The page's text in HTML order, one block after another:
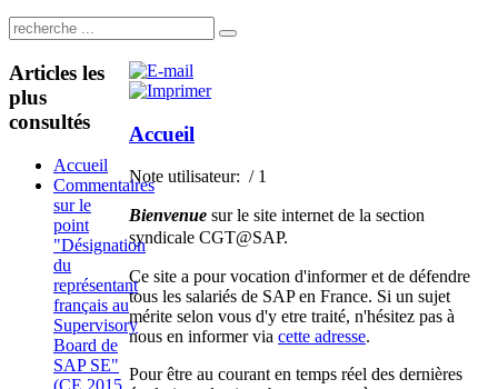
Accueil
Note utilisateur: / 1
Bienvenue sur le site internet de la section
syndicale CGT@SAP.
Ce site a pour vocation d'informer et de défendre
tous les salariés de SAP en France. Si un sujet
mérite selon vous d'y etre traité, n'hésitez pas à
nous en informer via cette adresse.
Pour être au courant en temps réel des dernières
Articles les
plus
consultés
Accueil
Commentaires
sur le
point
"Désignation
du
représentant
français au
Supervisory
Board de
SAP SE"
(CE 2015